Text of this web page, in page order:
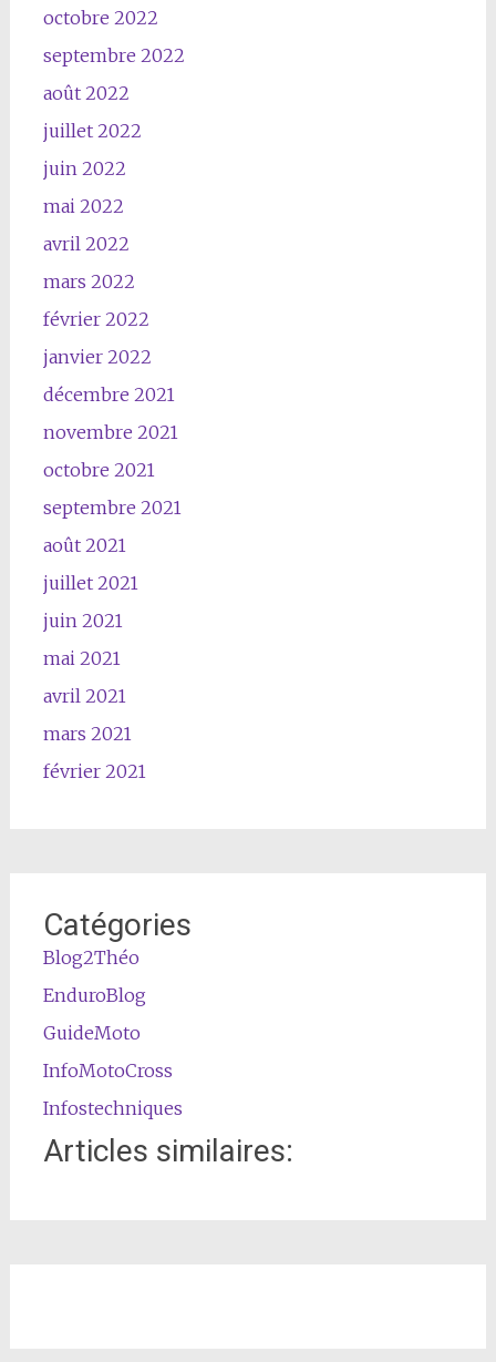
octobre 2022
septembre 2022
août 2022
juillet 2022
juin 2022
mai 2022
avril 2022
mars 2022
février 2022
janvier 2022
décembre 2021
novembre 2021
octobre 2021
septembre 2021
août 2021
juillet 2021
juin 2021
mai 2021
avril 2021
mars 2021
février 2021
Catégories
Blog2Théo
EnduroBlog
GuideMoto
InfoMotoCross
Infostechniques
Articles similaires: